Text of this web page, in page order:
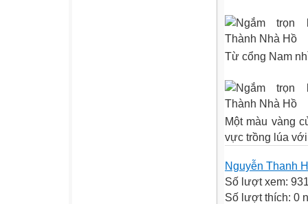
Từ cổng Nam
Một màu vàng
vực trồng lúa
Nguyễn Thanh
Số lượt xem:
Số lượt thích: 0